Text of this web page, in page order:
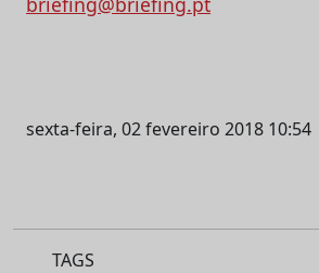
sexta-feira, 02 fevereiro 2018 10:54
TAGS